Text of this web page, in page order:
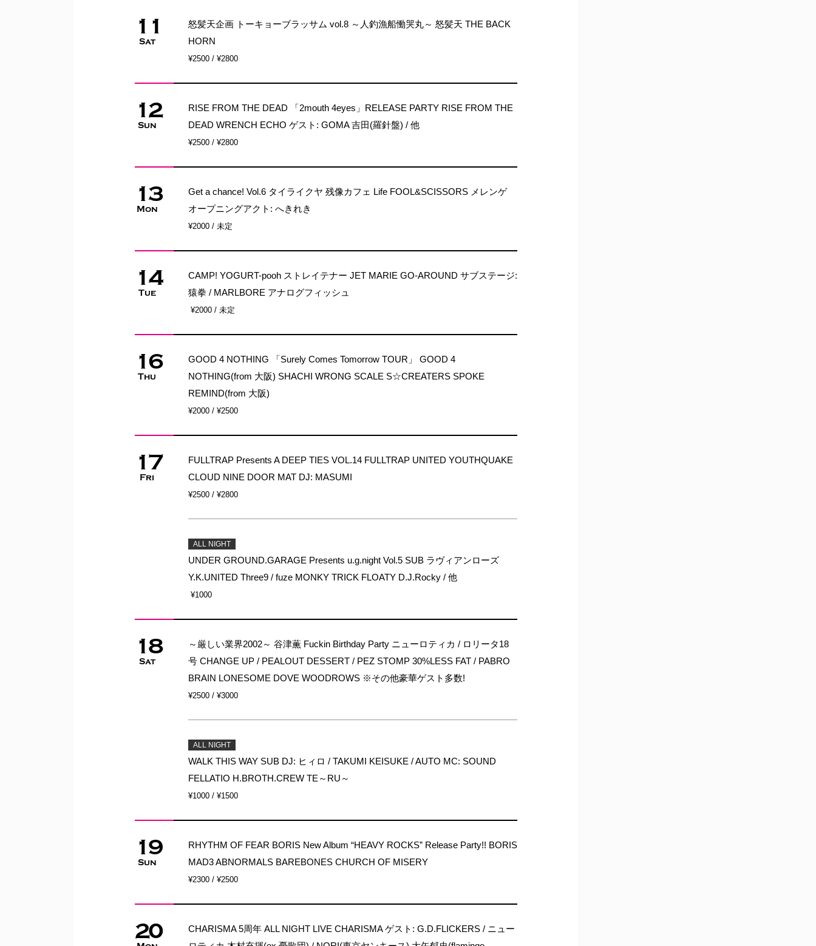
11
Sat
怒髪天企画 トーキョーブラッサム vol.8 ～人釣漁船慟哭丸～ 怒髪天 THE BACK
HORN
¥2500 / ¥2800
12
Sun
RISE FROM THE DEAD 「2mouth 4eyes」RELEASE PARTY RISE FROM THE
DEAD WRENCH ECHO ゲスト: GOMA 吉田(羅針盤) / 他
¥2500 / ¥2800
13
Mon
Get a chance! Vol.6 タイライクヤ 残像カフェ Life FOOL&SCISSORS メレンゲ
オープニングアクト: へきれき
¥2000 / 未定
14
Tue
CAMP! YOGURT-pooh ストレイテナー JET MARIE GO-AROUND サブステージ:
猿拳 / MARLBORE アナログフィッシュ
¥2000 / 未定
16
Thu
GOOD 4 NOTHING 「Surely Comes Tomorrow TOUR」 GOOD 4
NOTHING(from 大阪) SHACHI WRONG SCALE S☆CREATERS SPOKE
REMIND(from 大阪)
¥2000 / ¥2500
17
Fri
FULLTRAP Presents A DEEP TIES VOL.14 FULLTRAP UNITED YOUTHQUAKE
CLOUD NINE DOOR MAT DJ: MASUMI
¥2500 / ¥2800
ALL NIGHT
UNDER GROUND.GARAGE Presents u.g.night Vol.5 SUB ラヴィアンローズ
Y.K.UNITED Three9 / fuze MONKY TRICK FLOATY D.J.Rocky / 他
¥1000
18
Sat
～厳しい業界2002～ 谷津薫 Fuckin Birthday Party ニューロティカ / ロリータ18
号 CHANGE UP / PEALOUT DESSERT / PEZ STOMP 30%LESS FAT / PABRO
BRAIN LONESOME DOVE WOODROWS ※その他豪華ゲスト多数!
¥2500 / ¥3000
ALL NIGHT
WALK THIS WAY SUB DJ: ヒィロ / TAKUMI KEISUKE / AUTO MC: SOUND
FELLATIO H.BROTH.CREW TE～RU～
¥1000 / ¥1500
19
Sun
RHYTHM OF FEAR BORIS New Album “HEAVY ROCKS” Release Party!! BORIS
MAD3 ABNORMALS BAREBONES CHURCH OF MISERY
¥2300 / ¥2500
20
CHARISMA 5周年 ALL NIGHT LIVE CHARISMA ゲスト: G.D.FLICKERS / ニュー